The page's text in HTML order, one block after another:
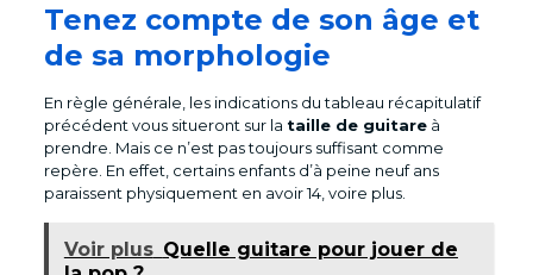
Tenez compte de son âge et
de sa morphologie
En règle générale, les indications du tableau récapitulatif
précédent vous situeront sur la taille de guitareà
prendre. Mais ce n’est pas toujours suffisant comme
repère. En effet, certains enfants d’à peine neuf ans
paraissent physiquement en avoir 14, voire plus.
Voir plus Quelle guitare pour jouer de